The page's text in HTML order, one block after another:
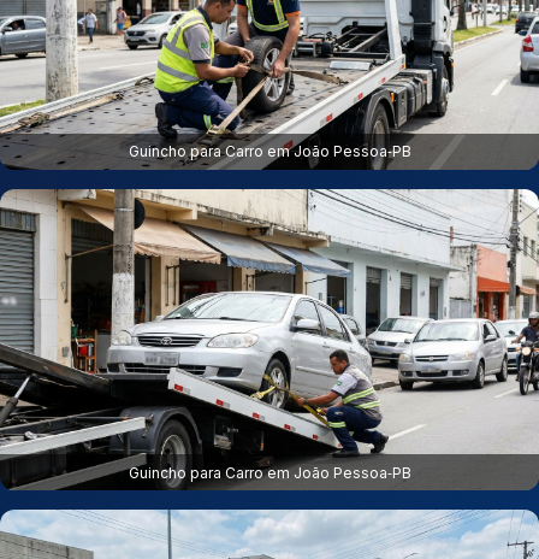
Guincho para Carro em João Pessoa‑PB
Guincho para Carro em João Pessoa‑PB